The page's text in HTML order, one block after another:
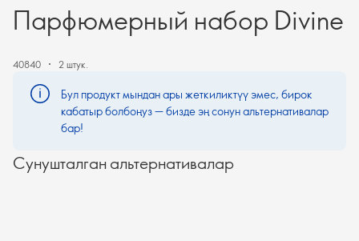
Парфюмерный набор Divine
40840 2 штук.
Бул продукт мындан ары жеткиликтүү эмес, бирок
кабатыр болбоңуз — бизде эң сонун альтернативалар
бар!
Сунушталган альтернативалар